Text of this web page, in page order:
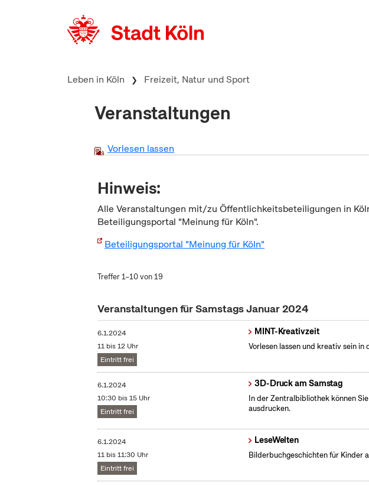
Leben in Köln Freizeit, Natur und Sport
Veranstaltungen
Vorlesen lassen
Hinweis:
Alle Veranstaltungen mit/zu Öffentlichkeitsbeteiligungen in
Beteiligungsportal "Meinung für Köln".
Beteiligungsportal "Meinung für Köln"
Treffer 1–10 von 19
Veranstaltungen für Samstags Januar 2024
6.1.2024
11 bis 12 Uhr
Eintritt frei
MINT-Kreativzeit
Vorlesen lassen und kreativ sein
6.1.2024
10:30 bis 15 Uhr
Eintritt frei
3D-Druck am Samstag
In der Zentralbibliothek können
ausdrucken.
6.1.2024
11 bis 11:30 Uhr
Eintritt frei
LeseWelten
Bilderbuchgeschichten für Kinder